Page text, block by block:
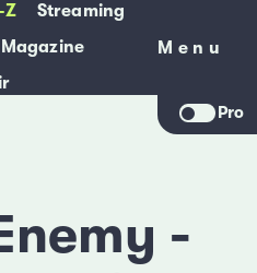
Z
Streaming
Magazine
Menu
Menu
Pro
-